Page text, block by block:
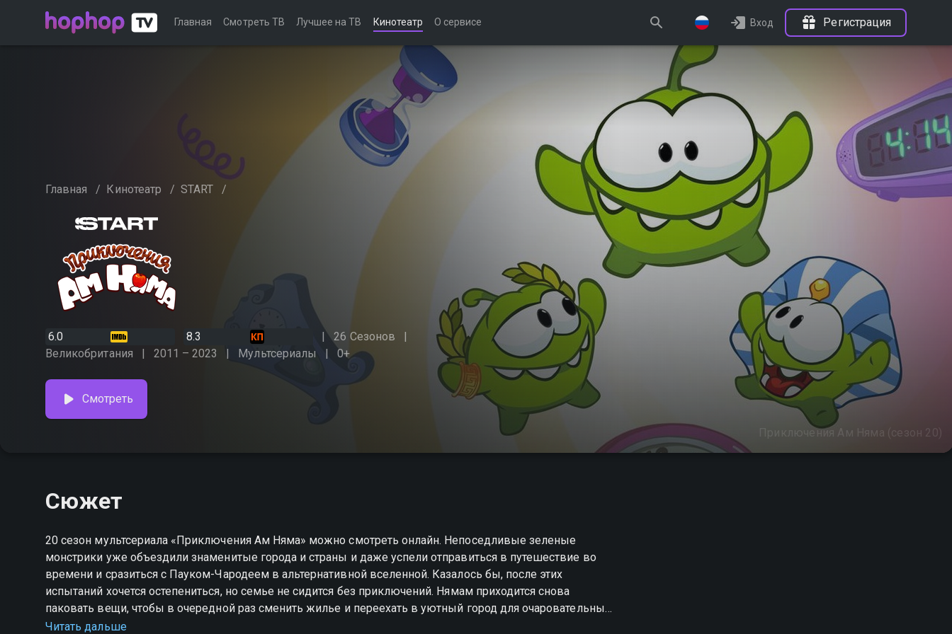
Главная Смотреть ТВ Лучшее на ТВ Кинотеатр О сервисе Вход Регистрация
Главная / Кинотеатр / START /
6.0 8.3
26 Сезонов
Великобритания
2011 – 2023 Мультсериалы 0+
Приключения Ам Няма (сезон 20)
Смотреть
Сюжет
20 сезон мультсериала «Приключения Ам Няма» можно смотреть онлайн. Непоседливые зеленые
монстрики уже объездили знаменитые города и страны и даже успели отправиться в путешествие во
времени и сразиться с Пауком-Чародеем в альтернативной вселенной. Казалось бы, после этих
испытаний хочется остепениться, но семье не сидится без приключений. Нямам приходится снова
паковать вещи, чтобы в очередной раз сменить жилье и переехать в уютный город для очаровательных
монстриков — Номсити. На окрестных улицах Ам Ням вместе с родными встретит приветливых,
Читать дальше